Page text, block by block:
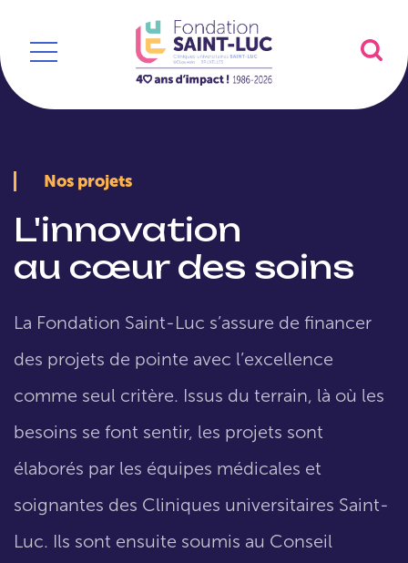
Nos projets
L'innovation
au cœur des soins
La Fondation Saint-Luc s’assure de financer
des projets de pointe avec l’excellence
comme seul critère. Issus du terrain, là où les
besoins se font sentir, les projets sont
élaborés par les équipes médicales et
soignantes des Cliniques universitaires Saint-
Luc. Ils sont ensuite soumis au Conseil